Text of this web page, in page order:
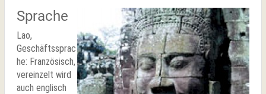
Sprache
Lao,
Geschäftssprac
he: Französisch,
vereinzelt wird
auch englisch